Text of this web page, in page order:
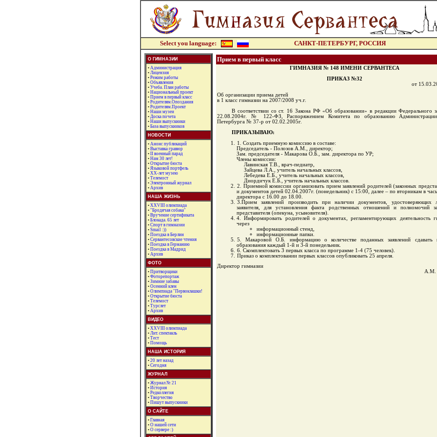
Select you language: САНКТ-ПЕТЕРБУРГ, РОССИЯ
О ГИМНАЗИИ
• Администрация
• Лицензия
• Режим работы
• Объявления
• Учеба. План работы
• Национальный проект
• Прием в первый класс
• Родителям.Опоздания
• Родителям.Проект
• Наши музеи
• Доска почета
• Наши выпускники
• База выпускников
НОВОСТИ
• Анонс публикаций
• Выставка гравюр
• II военный парад
• Нам 30 лет!
• Открытие бюста
• Языковой портфель
• XX-лет музею
• Телемост
• Электронный журнал
• Архив
НАША ЖИЗНЬ
• XXVIII олимпиада
• "Бродячая собака"
• Вручение сертификата
• Блокада. 65 лет
• Спорт в гимназии
• Smail :))
• Поездка в Берлин
• Сервантесовские чтения
• Поездка в Германию
• Поездка в Мадрид
• Архив
ФОТО
• Притворщики
• Фоторепортаж
• Зимние забавы
• Осенний клен
• Олимпиада "Первоклашки!
• Открытие бюста
• Телемост
• Турслет
• Архив
ВИДЕО
• XXVIII олимпиада
• Лит. спектакль
• Тест
• Помощь
НАША ИСТОРИЯ
• 20 лет назад
• Сегодня
ЖУРНАЛ
• Журнал № 21
• История
• Редколлегия
• Творчество
• Пишут выпускники
О САЙТЕ
• Главная
• О нашей сети
• О сервере :)
Прием в первый класс
ГИМНАЗИЯ № 148 ИМЕНИ СЕРВАНТЕСА
ПРИКАЗ №32
от
Об организации приема детей
в 1 класс гимназии на 2007/2008 уч.г.
В соответствии со ст. 16 Закона РФ «Об образовании» в редакции Федерального
22.08.2004г. № 122-ФЗ, Распоряжением Комитета по образованию
Петербурга № 37-р от 02.02.2005г.
ПРИКАЗЫВАЮ:
1. Создать приемную комиссию в составе:
Председатель - Полозов А.М., директор;
Зам. председателя - Макарова О.Б., зам. директора по УР;
Члены комиссии:
Лавинская Т.В., врач-педиатр,
Зайцева Л.А., учитель начальных классов,
Лебедева Е.Б., учитель начальных классов,
Диордичук Е.Б., учитель начальных классов.
2. Приемной комиссии организовать прием заявлений родителей (законных
и документов детей 02.04.2007г. (понедельник) с 15:00, далее – по вторникам в
директора с 16.00 до 18.00.
3.Прием заявлений производить при наличии документов, удостоверяющих
заявителя, для установления факта родственных отношений и полномочий
представителя (опекуна, усыновителя).
4. Информировать родителей о документах, регламентирующих деятельность
через
информационный стенд,
информационные папки.
5. Макаровой О.Б. информацию о количестве поданных заявлений сдавать
образования каждый 1-й и 3-й понедельник.
6. Скомплектовать 3 первых класса по программе 1-4 (75 человек).
Приказ о комплектовании первых классов опубликовать 25 апреля.
Директор гимназии
А.М.